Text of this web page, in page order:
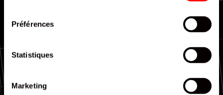
Préférences
Statistiques
Marketing